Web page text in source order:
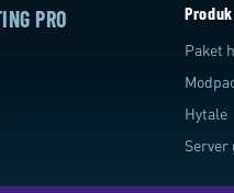
PRO Produk
Paket
Hytale
Server